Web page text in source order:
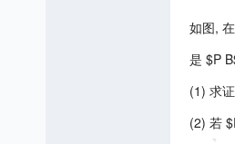
如图,
是 $P
(1) 求
(2) 若